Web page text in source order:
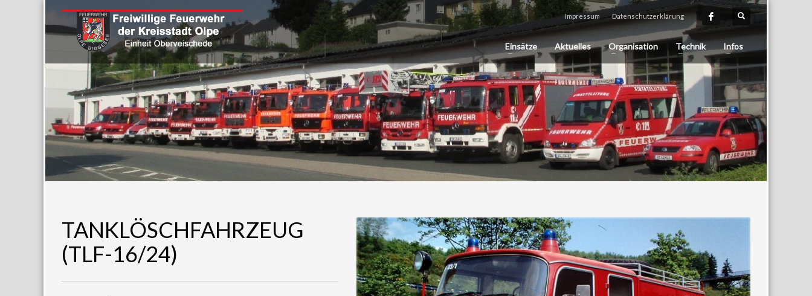
Impressum Datenschutzerklärung
Einsätze Aktuelles Organisation Technik Infos
TANKLÖSCHFAHRZEUG
(TLF-16/24)